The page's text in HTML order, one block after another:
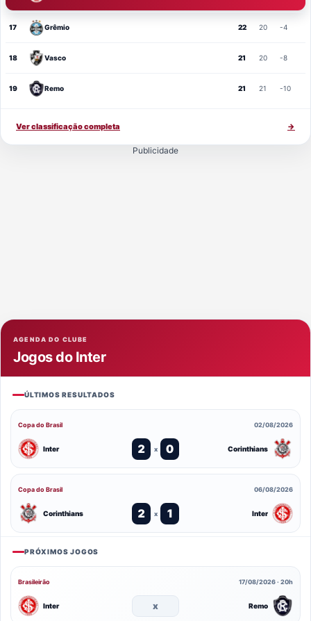
17 Grêmio 22 20 -4
18 Vasco 21 20 -8
19 Remo 21 21 -10
Ver classificação completa →
Publicidade
AGENDA DO CLUBE
Jogos do Inter
ÚLTIMOS RESULTADOS
Copa do Brasil 02/08/2026
Inter 2 x 0 Corinthians
Copa do Brasil 06/08/2026
Corinthians 2 x 1 Inter
PRÓXIMOS JOGOS
Brasileirão 17/08/2026 · 20h
Inter x Remo